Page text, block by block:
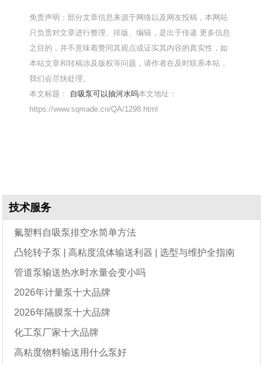
免责声明：部分文章信息来源于网络以及网友投稿，本网站
只负责对文章进行整理、排版、编辑，是出于传递 更多信息
之目的，并不意味着赞同其观点或证实其内容的真实性，如
本站文章和转稿涉及版权等问题，请作者在及时联系本站，
我们会尽快处理。
本文标题： 自吸泵可以抽河水吗本文地址：
https://www.sqmade.cn/QA/1298.html
技术服务
氟塑料自吸泵排空水简单方法
凸轮转子泵 | 高粘度流体输送利器 | 选型与维护全指南
管道泵输送热水时水量会变小吗
2026年计量泵十大品牌
2026年隔膜泵十大品牌
化工泵厂家十大品牌
高粘度物料输送用什么泵好